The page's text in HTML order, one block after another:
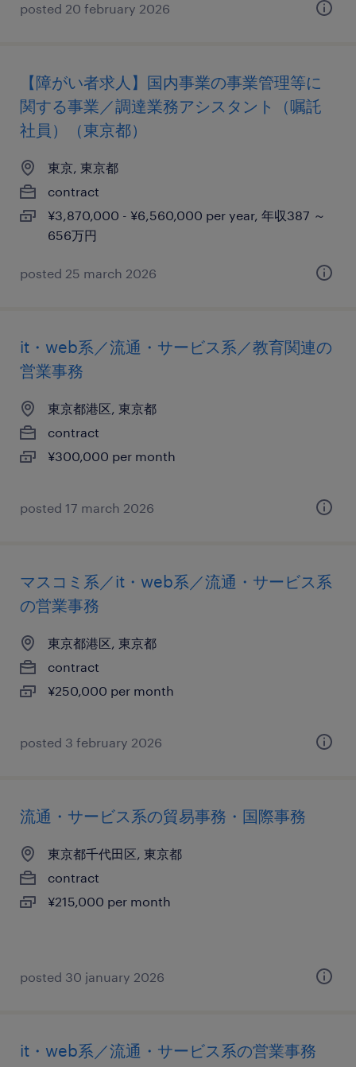
posted 20 february 2026
【障がい者求人】国内事業の事業管理等に
関する事業／調達業務アシスタント（嘱託
社員）（東京都）
東京, 東京都
contract
¥3,870,000 - ¥6,560,000 per year, 年収387 ～
656万円
posted 25 march 2026
it・web系／流通・サービス系／教育関連の
営業事務
東京都港区, 東京都
contract
¥300,000 per month
posted 17 march 2026
マスコミ系／it・web系／流通・サービス系
の営業事務
東京都港区, 東京都
contract
¥250,000 per month
posted 3 february 2026
流通・サービス系の貿易事務・国際事務
東京都千代田区, 東京都
contract
¥215,000 per month
posted 30 january 2026
it・web系／流通・サービス系の営業事務